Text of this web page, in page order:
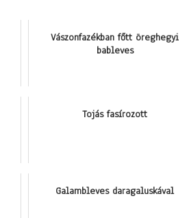
Vászonfazékban főtt öreghegyi
bableves
Tojás fasírozott
Galambleves daragaluskával